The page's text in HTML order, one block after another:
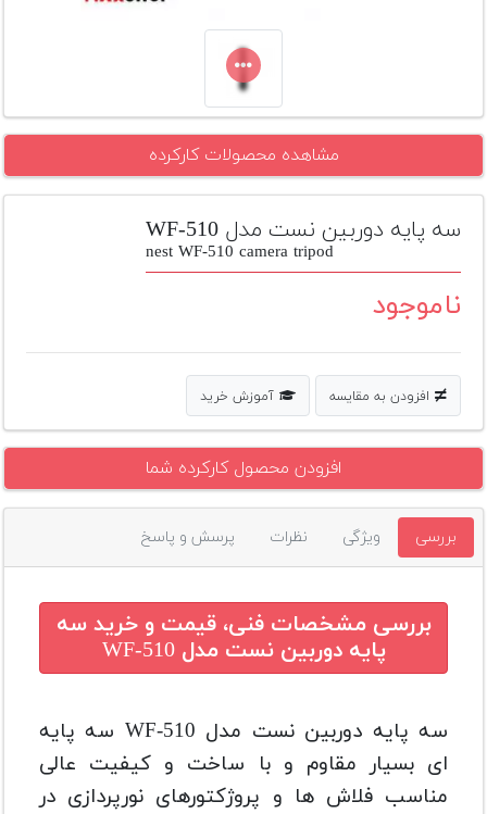
افزودن
دست
دوم
قیمت
دوربین
مشاهده محصولات کارکرده
سه پايه دوربین نست مدل WF-510
nest WF-510 camera tripod
ناموجود
افزودن به مقایسه آموزش خرید
افزودن محصول کارکرده شما
بررسی ویژگی نظرات پرسش و پاسخ
بررسی مشخصات فنی، قیمت و خریدسه
پايه دوربین نست مدل WF-510
سه پايه دوربین نست مدل WF-510 سه پایه
ای بسیار مقاوم و با ساخت و کیفیت عالی
مناسب فلاش ها و پروژکتورهای نورپردازی در